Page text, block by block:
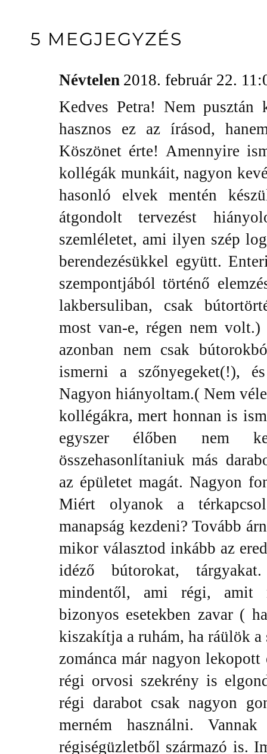
5 MEGJEGYZÉS
Névtelen 2018. február 22.
Kedves Petra! Nem pusztán
hasznos ez az írásod,
Köszönet érte! Amennyire
kollégák munkáit, nagyon
hasonló elvek mentén
átgondolt tervezést
szemléletet, ami ilyen szép
berendezésükkel együtt.
szempontjából történő
lakbersuliban, csak
most van-e, régen nem volt.)
azonban nem csak
ismerni a szőnyegeket(!),
Nagyon hiányoltam.( Nem
kollégákra, mert honnan is
egyszer élőben nem
összehasonlítaniuk más
az épületet magát. Nagyon
Miért olyanok a
manapság kezdeni? Tovább
mikor választod inkább az
idéző bútorokat,
mindentől, ami régi, amit
bizonyos esetekben zavar (
kiszakítja a ruhám, ha ráülök
zománca már nagyon
régi orvosi szekrény is
régi darabot csak nagyon
merném használni.
régiségüzletből származó is.